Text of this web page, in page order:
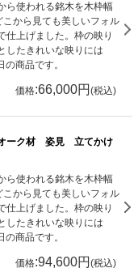
ら使われる銘木を木枠幅
から見ても美しいフォル
仕上げました。枠の映り
したきれいな映りには
商品です。
価格:66,000円 (税込)
ク材 姿見 立てかけ
ら使われる銘木を木枠幅
から見ても美しいフォル
仕上げました。枠の映り
したきれいな映りには
商品です。
価格:94,600円 (税込)